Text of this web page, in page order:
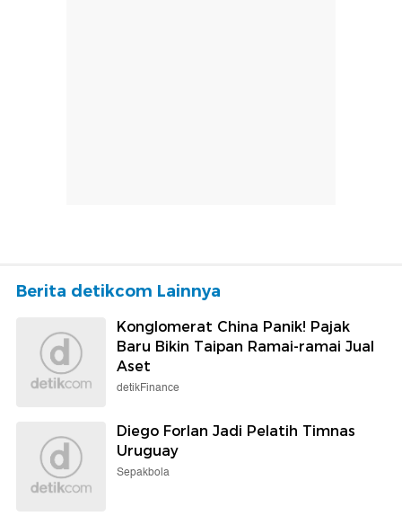
Berita detikcom Lainnya
Konglomerat China Panik! Pajak
Baru Bikin Taipan Ramai-ramai Jual
Aset
detikFinance
Diego Forlan Jadi Pelatih Timnas
Uruguay
Sepakbola